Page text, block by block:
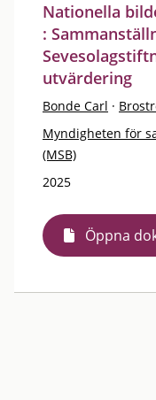
Nationella
:
utvärdering
Bonde Carl ·
Myndigheten för
(MSB)
2025
Öppna